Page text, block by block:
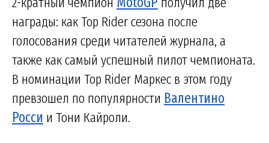
награды: как Top Rider сезона после
голосования среди читателей журнала, а
также как самый успешный пилот чемпионата.
В номинации Top Rider Маркес в этом году
превзошел по популярности Валентино
Росси и Тони Кайроли.